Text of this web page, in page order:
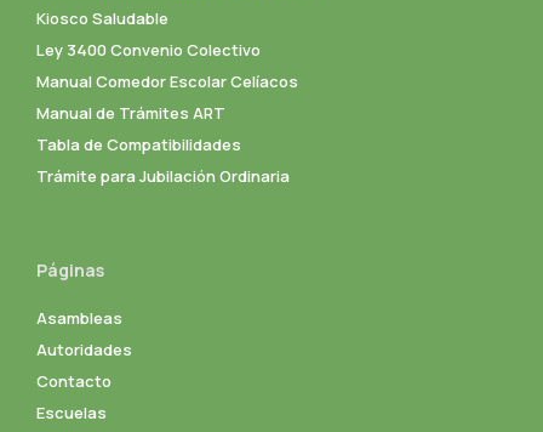
Kiosco Saludable
Ley 3400 Convenio Colectivo
Manual Comedor Escolar Celíacos
Manual de Trámites ART
Tabla de Compatibilidades
Trámite para Jubilación Ordinaria
Páginas
Asambleas
Autoridades
Contacto
Escuelas